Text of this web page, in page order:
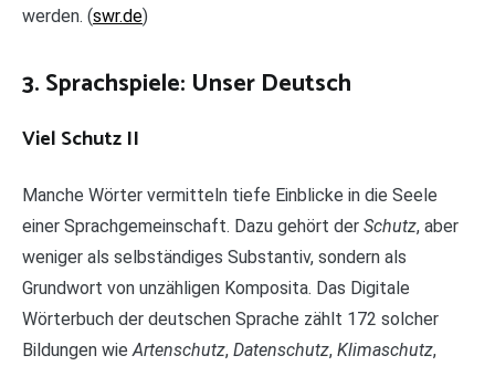
werden. (swr.de)
3. Sprachspiele: Unser Deutsch
Viel Schutz II
Manche Wörter vermitteln tiefe Einblicke in die Seele
einer Sprachgemeinschaft. Dazu gehört der Schutz, aber
weniger als selbständiges Substantiv, sondern als
Grundwort von unzähligen Komposita. Das Digitale
Wörterbuch der deutschen Sprache zählt 172 solcher
Bildungen wieArtenschutz, Datenschutz, Klimaschutz,